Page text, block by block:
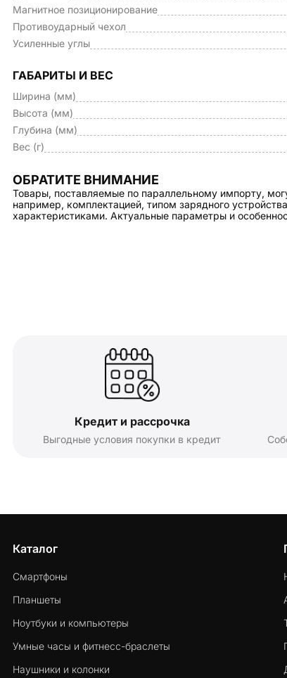
Магнитное позиционирование
Противоударный чехол
Усиленные углы
ГАБАРИТЫ И ВЕС
Ширина (мм)
Высота (мм)
Глубина (мм)
Вес (г)
ОБРАТИТЕ ВНИМАНИЕ
Товары, поставляемые по параллельному импорту,
например, комплектацией, типом зарядного
характеристиками. Актуальные параметры и
Кредит и рассрочка
Выгодные условия покупки в кредит
Каталог
Смартфоны
Планшеты
Ноутбуки и компьютеры
Умные часы и фитнесс-браслеты
Наушники и колонки